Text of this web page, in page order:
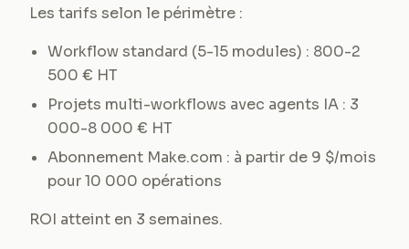
Les tarifs selon le périmètre :
Workflow standard (5-15 modules) : 800-2
500 € HT
Projets multi-workflows avec agents IA : 3
000-8 000 € HT
Abonnement Make.com : à partir de 9 $/mois
pour 10 000 opérations
ROI atteint en 3 semaines.